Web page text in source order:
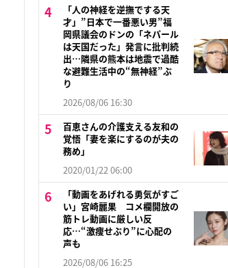
「人の神経を逆撫でする天
才」”日本で一番悪い男”福
岡県議会のドンの「ネパール
は天国だった」発言に批判続
出…隣県の熊本は地震で過酷
な避難生活中の“無神経”ぶ
り
2026/08/06 16:30
百恵さんの介護支える友和の
覚悟「妻を楽にするのが夫の
務め」
2020/01/22 06:00
「動画をあげれる勇気がすご
い」宮崎麗果 コメ欄開放の
筋トレ動画に厳しい反
応…“激痩せぶり”に心配の
声も
2026/08/06 16:25